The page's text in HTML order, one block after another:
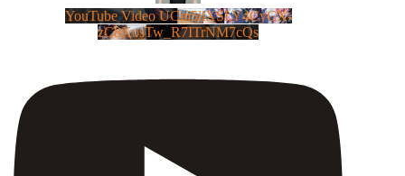
YouTube Video UCm5llXSLY4CyCX-
zC8XosTw_R7ITrNM7cQs